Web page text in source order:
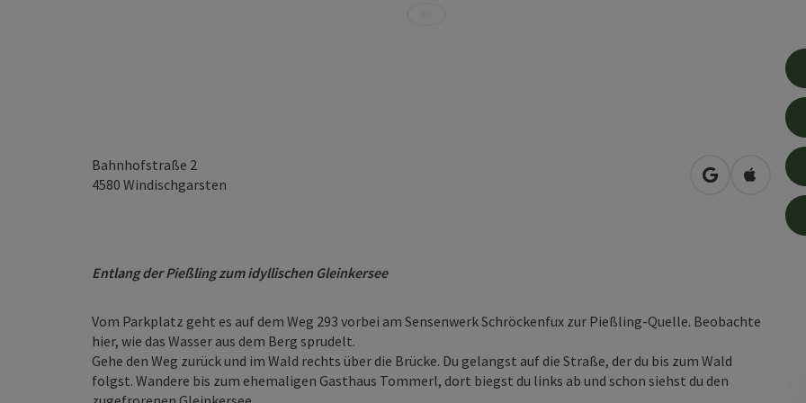
Bahnhofstraße 2
4580 Windischgarsten in Google
in
Entlang der Pießling zum idyllischen Gleinkersee
Vom Parkplatz geht es auf dem Weg 293 vorbei am Sensenwerk Schröckenfux zur Pießling-Quelle. Beobachte
hier, wie das Wasser aus dem Berg sprudelt.
Gehe den Weg zurück und im Wald rechts über die Brücke. Du gelangst auf die Straße, der du bis zum Wald
folgst. Wandere bis zum ehemaligen Gasthaus Tommerl, dort biegst du links ab und schon siehst du den